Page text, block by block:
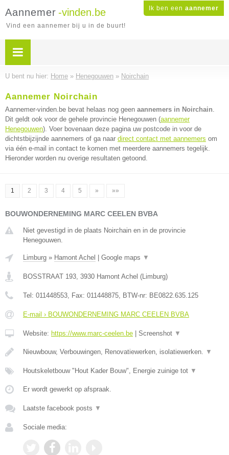
Ik ben een aannemer
Aannemer -vinden.be
Vind een aannemer bij u in de buurt!
U bent nu hier: Home » Henegouwen » Noirchain
Aannemer Noirchain
Aannemer-vinden.be bevat helaas nog geen aannemers in Noirchain.
Dit geldt ook voor de gehele provincie Henegouwen (aannemer
Henegouwen). Voer bovenaan deze pagina uw postcode in voor de
dichtstbijzijnde aannemers of ga naar direct contact met aannemers om
via één e-mail in contact te komen met meerdere aannemers tegelijk.
Hieronder worden nu overige resultaten getoond.
1 2 3 4 5 » »»
BOUWONDERNEMING MARC CEELEN BVBA
Niet gevestigd in de plaats Noirchain en in de provincie
Henegouwen.
Limburg » Hamont Achel Google maps ▼
BOSSTRAAT 193, 3930 Hamont Achel (Limburg)
Tel: 011448553, Fax: 011448875, BTW-nr: BE0822.635.125
E-mail › BOUWONDERNEMING MARC CEELEN BVBA
Website: https://www.marc-ceelen.be Screenshot ▼
Nieuwbouw, Verbouwingen, Renovatiewerken, isolatiewerken. ▼
Houtskeletbouw "Hout Kader Bouw", Energie zuinige tot ▼
Er wordt gewerkt op afspraak.
Laatste facebook posts ▼
Sociale media: